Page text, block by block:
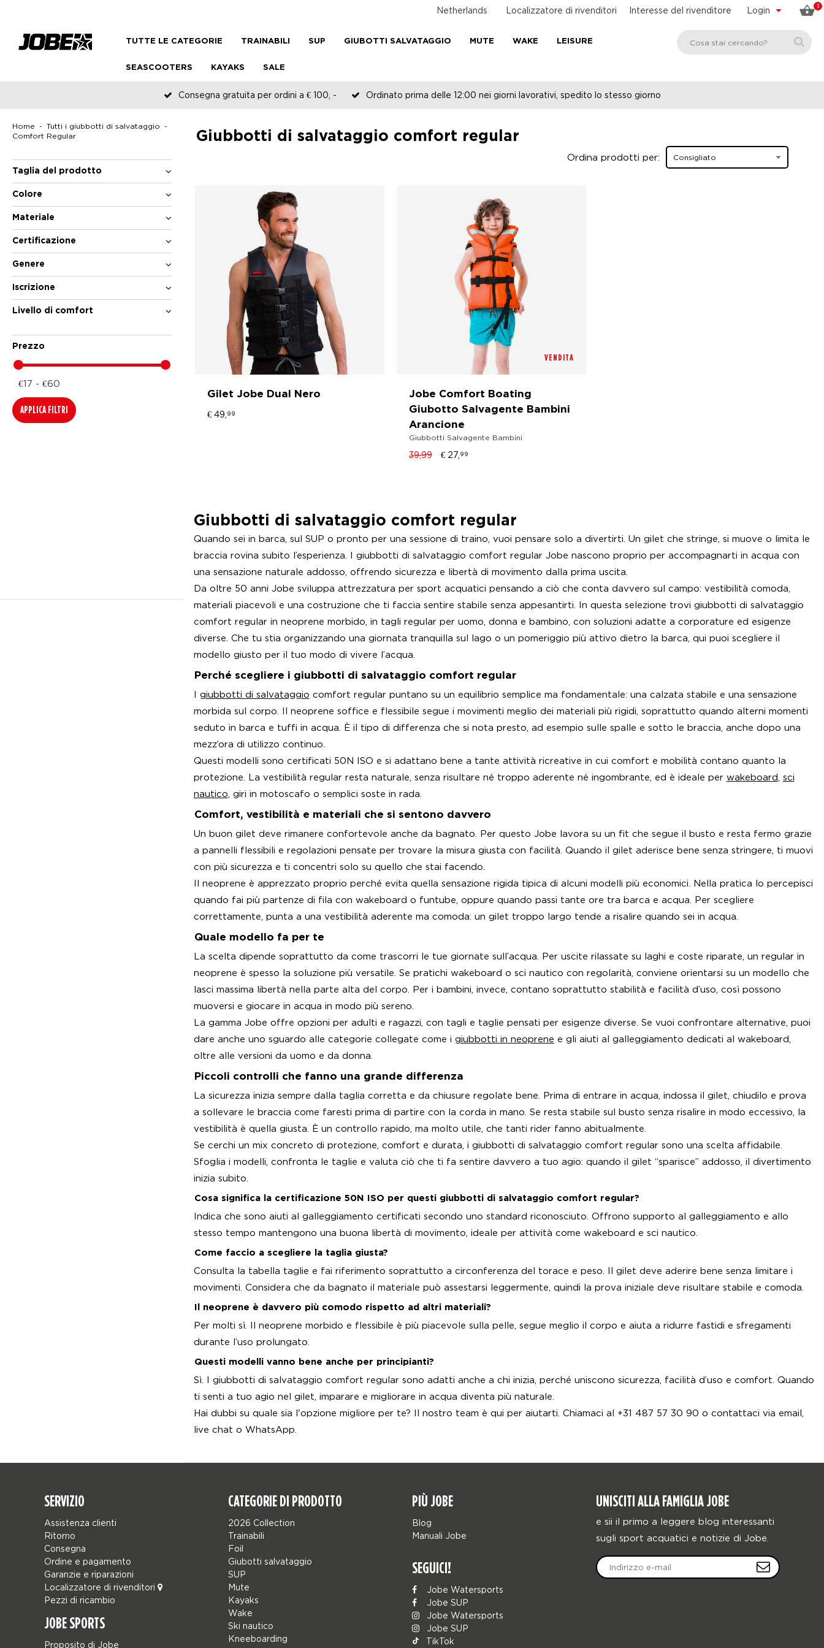
0
Login
Interesse del rivenditore
Localizzatore di rivenditori
Netherlands
TUTTE LE CATEGORIE TRAINABILI SUP GIUBOTTI SALVATAGGIO MUTE WAKE LEISURE
SEASCOOTERS KAYAKS SALE
Consegna gratuita per ordini a € 100, - Ordinato prima delle 12:00 nei giorni lavorativi, spedito lo stesso giorno
Home
Tutti i giubbotti di salvataggio
Comfort Regular
Taglia del prodotto
Colore
Materiale
Certificazione
Genere
Iscrizione
Livello di comfort
Prezzo
€17 - €60
APPLICA FILTRI
Giubbotti di salvataggio comfort regular
Ordina prodotti per:
Gilet Jobe Dual Nero
€ 49, 99
VENDITA
Jobe Comfort Boating
Giubotto Salvagente Bambini
Arancione
Giubbotti Salvagente Bambini
39,99 € 27, 99
Giubbotti di salvataggio comfort regular
Quando sei in barca, sul SUP o pronto per una sessione di traino, vuoi pensare solo a divertirti. Un gilet che stringe, si muove o limita le
braccia rovina subito l’esperienza. I giubbotti di salvataggio comfort regular Jobe nascono proprio per accompagnarti in acqua con
una sensazione naturale addosso, offrendo sicurezza e libertà di movimento dalla prima uscita.
Da oltre 50 anni Jobe sviluppa attrezzatura per sport acquatici pensando a ciò che conta davvero sul campo: vestibilità comoda,
materiali piacevoli e una costruzione che ti faccia sentire stabile senza appesantirti. In questa selezione trovi giubbotti di salvataggio
comfort regular in neoprene morbido, in tagli regular per uomo, donna e bambino, con soluzioni adatte a corporature ed esigenze
diverse. Che tu stia organizzando una giornata tranquilla sul lago o un pomeriggio più attivo dietro la barca, qui puoi scegliere il
modello giusto per il tuo modo di vivere l’acqua.
Perché scegliere i giubbotti di salvataggio comfort regular
I giubbotti di salvataggio comfort regular puntano su un equilibrio semplice ma fondamentale: una calzata stabile e una sensazione
morbida sul corpo. Il neoprene soffice e flessibile segue i movimenti meglio dei materiali più rigidi, soprattutto quando alterni momenti
seduto in barca e tuffi in acqua. È il tipo di differenza che si nota presto, ad esempio sulle spalle e sotto le braccia, anche dopo una
mezz’ora di utilizzo continuo.
Questi modelli sono certificati 50N ISO e si adattano bene a tante attività ricreative in cui comfort e mobilità contano quanto la
protezione. La vestibilità regular resta naturale, senza risultare né troppo aderente né ingombrante, ed è ideale per wakeboard sci
nautico , giri in motoscafo o semplici soste in rada.
Comfort, vestibilità e materiali che si sentono davvero
Un buon gilet deve rimanere confortevole anche da bagnato. Per questo Jobe lavora su un fit che segue il busto e resta fermo grazie
a pannelli flessibili e regolazioni pensate per trovare la misura giusta con facilità. Quando il gilet aderisce bene senza stringere, ti muovi
con più sicurezza e ti concentri solo su quello che stai facendo.
Il neoprene è apprezzato proprio perché evita quella sensazione rigida tipica di alcuni modelli più economici. Nella pratica lo percepisci
quando fai più partenze di fila con wakeboard o funtube, oppure quando passi tante ore tra barca e acqua. Per scegliere
correttamente, punta a una vestibilità aderente ma comoda: un gilet troppo largo tende a risalire quando sei in acqua.
Quale modello fa per te
La scelta dipende soprattutto da come trascorri le tue giornate sull’acqua. Per uscite rilassate su laghi e coste riparate, un regular in
neoprene è spesso la soluzione più versatile. Se pratichi wakeboard o sci nautico con regolarità, conviene orientarsi su un modello che
lasci massima libertà nella parte alta del corpo. Per i bambini, invece, contano soprattutto stabilità e facilità d’uso, così possono
muoversi e giocare in acqua in modo più sereno.
La gamma Jobe offre opzioni per adulti e ragazzi, con tagli e taglie pensati per esigenze diverse. Se vuoi confrontare alternative, puoi
dare anche uno sguardo alle categorie collegate come i giubbotti in neoprene e gli aiuti al galleggiamento dedicati al wakeboard,
oltre alle versioni da uomo e da donna.
Piccoli controlli che fanno una grande differenza
La sicurezza inizia sempre dalla taglia corretta e da chiusure regolate bene. Prima di entrare in acqua, indossa il gilet, chiudilo e prova
a sollevare le braccia come faresti prima di partire con la corda in mano. Se resta stabile sul busto senza risalire in modo eccessivo, la
vestibilità è quella giusta. È un controllo rapido, ma molto utile, che tanti rider fanno abitualmente.
Se cerchi un mix concreto di protezione, comfort e durata, i giubbotti di salvataggio comfort regular sono una scelta affidabile.
Sfoglia i modelli, confronta le taglie e valuta ciò che ti fa sentire davvero a tuo agio: quando il gilet “sparisce” addosso, il divertimento
inizia subito.
Cosa significa la certificazione 50N ISO per questi giubbotti di salvataggio comfort regular?
Indica che sono aiuti al galleggiamento certificati secondo uno standard riconosciuto. Offrono supporto al galleggiamento e allo
stesso tempo mantengono una buona libertà di movimento, ideale per attività come wakeboard e sci nautico.
Come faccio a scegliere la taglia giusta?
Consulta la tabella taglie e fai riferimento soprattutto a circonferenza del torace e peso. Il gilet deve aderire bene senza limitare i
movimenti. Considera che da bagnato il materiale può assestarsi leggermente, quindi la prova iniziale deve risultare stabile e comoda.
Il neoprene è davvero più comodo rispetto ad altri materiali?
Per molti sì. Il neoprene morbido e flessibile è più piacevole sulla pelle, segue meglio il corpo e aiuta a ridurre fastidi e sfregamenti
durante l’uso prolungato.
Questi modelli vanno bene anche per principianti?
Sì. I giubbotti di salvataggio comfort regular sono adatti anche a chi inizia, perché uniscono sicurezza, facilità d’uso e comfort. Quando
ti senti a tuo agio nel gilet, imparare e migliorare in acqua diventa più naturale.
Hai dubbi su quale sia l'opzione migliore per te? Il nostro team è qui per aiutarti. Chiamaci al +31 487 57 30 90 o contattaci via email,
live chat o WhatsApp.
SERVIZIO
Assistenza clienti
Ritorno
Consegna
Ordine e pagamento
Garanzie e riparazioni
Localizzatore di rivenditori
Pezzi di ricambio
JOBE SPORTS
Proposito di Jobe
CATEGORIE DI PRODOTTO
2026 Collection
Trainabili
Foil
Giubotti salvataggio
SUP
Mute
Kayaks
Wake
Ski nautico
Kneeboarding
PIÙ JOBE
Blog
Manuali Jobe
SEGUICI!
Jobe Watersports
Jobe SUP
Jobe Watersports
Jobe SUP
TikTok
UNISCITI ALLA FAMIGLIA JOBE
e sii il primo a leggere blog interessanti
sugli sport acquatici e notizie di Jobe.